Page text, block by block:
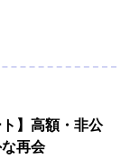
ト】高額・非公
再会